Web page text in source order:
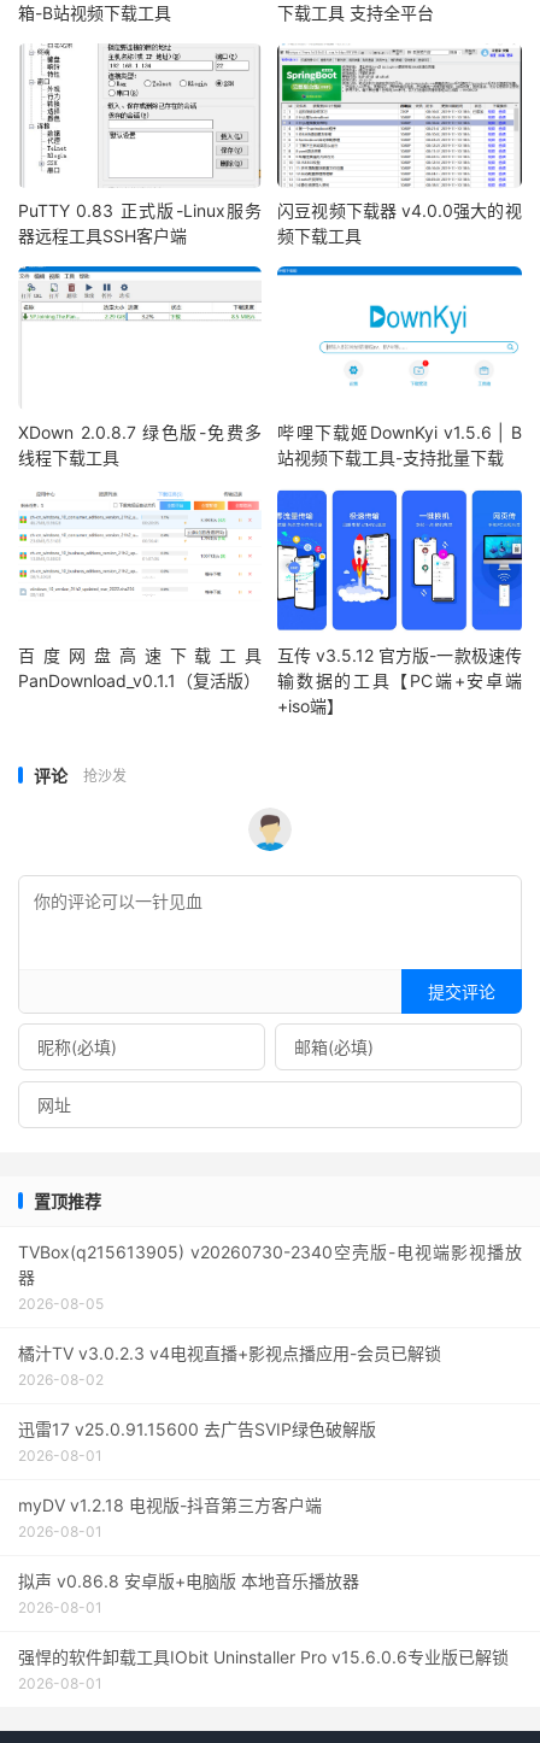
箱-B站视频下载工具
下载工具 支持全平台
PuTTY 0.83 正式版-Linux服务
器远程工具SSH客户端
闪豆视频下载器 v4.0.0强大的视
频下载工具
XDown 2.0.8.7 绿色版-免费多
线程下载工具
哔哩下载姬DownKyi v1.5.6 | B
站视频下载工具-支持批量下载
百度网盘高速下载工具
PanDownload_v0.1.1（复活版）
互传 v3.5.12 官方版-一款极速传
输数据的工具【PC端+安卓端
+iso端】
评论 抢沙发
提交评论
置顶推荐
TVBox(q215613905) v20260730-2340空壳版-电视端影视播放
器
2026-08-05
橘汁TV v3.0.2.3 v4电视直播+影视点播应用-会员已解锁
2026-08-02
迅雷17 v25.0.91.15600 去广告SVIP绿色破解版
2026-08-01
myDV v1.2.18 电视版-抖音第三方客户端
2026-08-01
拟声 v0.86.8 安卓版+电脑版 本地音乐播放器
2026-08-01
强悍的软件卸载工具IObit Uninstaller Pro v15.6.0.6专业版已解锁
2026-08-01